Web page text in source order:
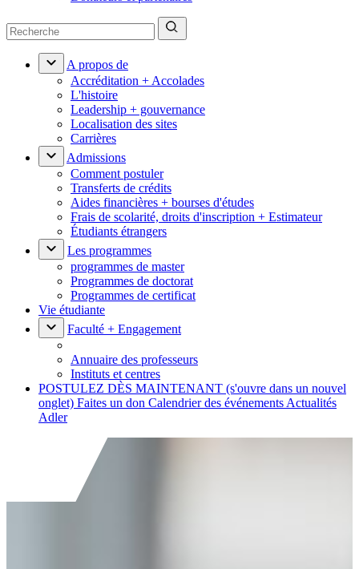
A propos de
Accréditation + Accolades
L'histoire
Leadership + gouvernance
Localisation des sites
Carrières
Admissions
Comment postuler
Transferts de crédits
Aides financières + bourses d'études
Frais de scolarité, droits d'inscription + Estimateur
Étudiants étrangers
Les programmes
programmes de master
Programmes de doctorat
Programmes de certificat
Vie étudiante
Faculté + Engagement
Annuaire des professeurs
Instituts et centres
POSTULEZ DÈS MAINTENANT (s'ouvre dans un nouvel
onglet) Faites un don Calendrier des événements Actualités
Adler